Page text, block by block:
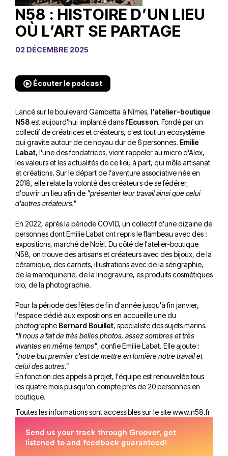
N58 : HISTOIRE D’UN LIEU
OÙ L’ART SE PARTAGE
02 DÉCEMBRE 2025
Écouter le podcast
Lancé sur le boulevard Gambetta à Nîmes, l'atelier-boutique
N58est aujourd'hui implanté dans l'Ecusson. Fondé par un
collectif de créatrices et créateurs, c'est tout un ecosystème
qui gravite autour de ce noyau dur de 6 personnes. Emilie
Labat, l'une des fondatrices, vient rappeler au micro d'Alex,
les valeurs et les actualités de ce lieu à part, qui mêle artisanat
et créations. Sur le départ de l'aventure associative née en
2018, elle relate la volonté des créateurs de se fédérer,
d'ouvrir un lieu afin de "présenter leur travail ainsi que celui
d'autres créateurs."
En 2022, après la période COVID, un collectif d'une dizaine de
personnes dont Emilie Labat ont repris le flambeau avec des :
expositions, marché de Noël. Du côté de l'atelier-boutique
N58, on trouve des artisans et créateurs avec des bijoux, de la
céramique, des carnets, illustrations avec de la sérigraphie,
de la maroquinerie, de la linogravure, es produits cosmétiques
bio, de la photographie.
Pour la période des fêtes de fin d'année jusqu'à fin janvier,
l'espace dédié aux expositions en accueille une du
photographe Bernard Bouillet, specialiste des sujets marins.
"Il nous a fait de très belles photos, assez sombres et très
vivantes en même temps", confie Emilie Labat. Elle ajoute :
"notre but premier c'est de mettre en lumière notre travail et
celui des autres."
En fonction des appels à projet, l'équipe est renouvelée tous
les quatre mois puisqu'on compte près de 20 personnes en
boutique.
Toutes les informations sont accessibles sur le sitewww.n58.fr